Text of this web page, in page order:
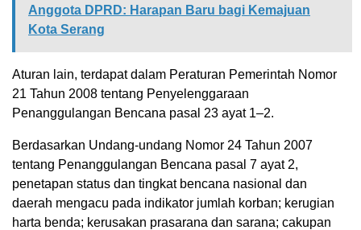
Anggota DPRD: Harapan Baru bagi Kemajuan
Kota Serang
Aturan lain, terdapat dalam Peraturan Pemerintah Nomor
21 Tahun 2008 tentang Penyelenggaraan
Penanggulangan Bencana pasal 23 ayat 1–2.
Berdasarkan Undang-undang Nomor 24 Tahun 2007
tentang Penanggulangan Bencana pasal 7 ayat 2,
penetapan status dan tingkat bencana nasional dan
daerah mengacu pada indikator jumlah korban; kerugian
harta benda; kerusakan prasarana dan sarana; cakupan